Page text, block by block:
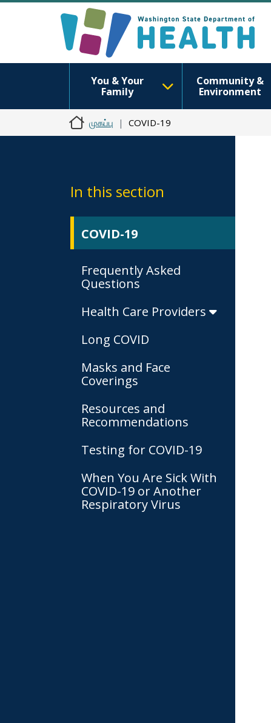
You & Your
Family
Community &
Environment
முகப்பு COVID-19
In this section
COVID-19
Frequently Asked
Questions
Health Care Providers
Long COVID
Masks and Face
Coverings
Resources and
Recommendations
Testing for COVID-19
When You Are Sick With
COVID-19 or Another
Respiratory Virus